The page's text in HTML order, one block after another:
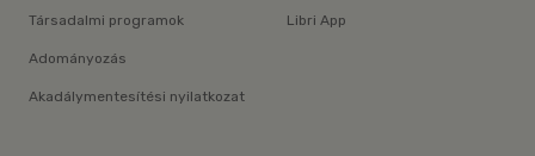
Társadalmi programok
Adományozás
Akadálymentesítési nyilatkozat
Libri App